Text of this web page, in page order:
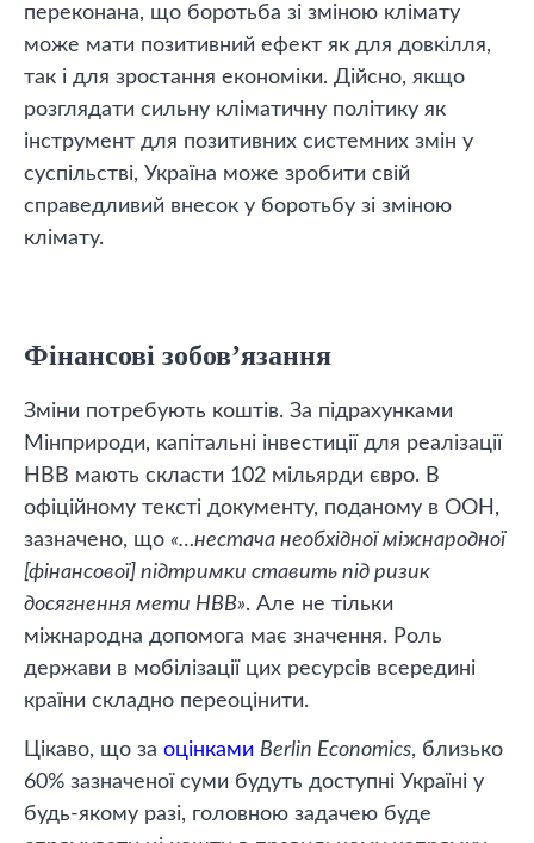
переконана, що боротьба зі зміною клімату
може мати позитивний ефект як для довкілля,
так і для зростання економіки. Дійсно, якщо
розглядати сильну кліматичну політику як
інструмент для позитивних системних змін у
суспільстві, Україна може зробити свій
справедливий внесок у боротьбу зі зміною
клімату.
Фінансові зобов’язання
Зміни потребують коштів. За підрахунками
Мінприроди, капітальні інвестиції для реалізації
НВВ мають скласти 102 мільярди євро. В
офіційному тексті документу, поданому в ООН,
зазначено, що «…нестача необхідної міжнародної
[фінансової] підтримки ставить під ризик
досягнення мети НВВ». Але не тільки
міжнародна допомога має значення. Роль
держави в мобілізації цих ресурсів всередині
країни складно переоцінити.
Цікаво, що за оцінками Berlin Economics, близько
60% зазначеної суми будуть доступні Україні у
будь-якому разі, головною задачею буде